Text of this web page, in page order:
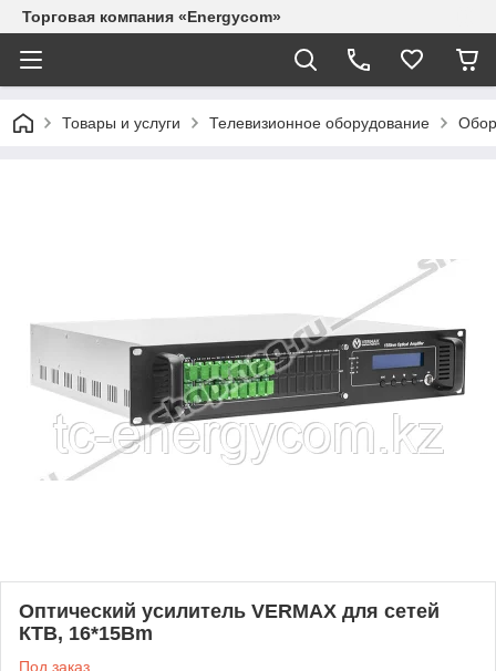
Торговая компания «Energycom»
Товары и услуги Телевизионное оборудование
Оптический усилитель VERMAX для сетей
КТВ, 16*15Bm
Под заказ